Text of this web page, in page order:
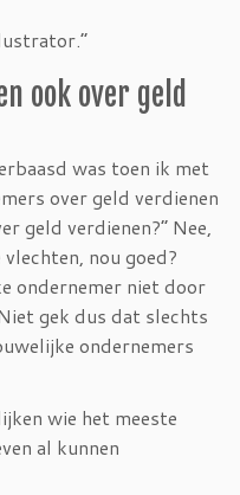
ook over geld
was toen ik met
over geld verdienen
geld verdienen?” Nee,
nou goed?
ondernemer niet door
gek dus dat slechts
ondernemers
wie het meeste
al kunnen